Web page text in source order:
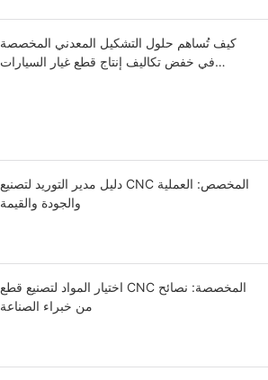
كيف تُساهم حلول التشكيل المعدني المخصصة
في خفض تكاليف إنتاج قطع غيار السيارات
دليل مدير التوريد لتصنيع CNC المخصص: العملية
والجودة والقيمة
اختيار المواد لتصنيع قطع CNC المخصصة: نصائح
من خبراء الصناعة